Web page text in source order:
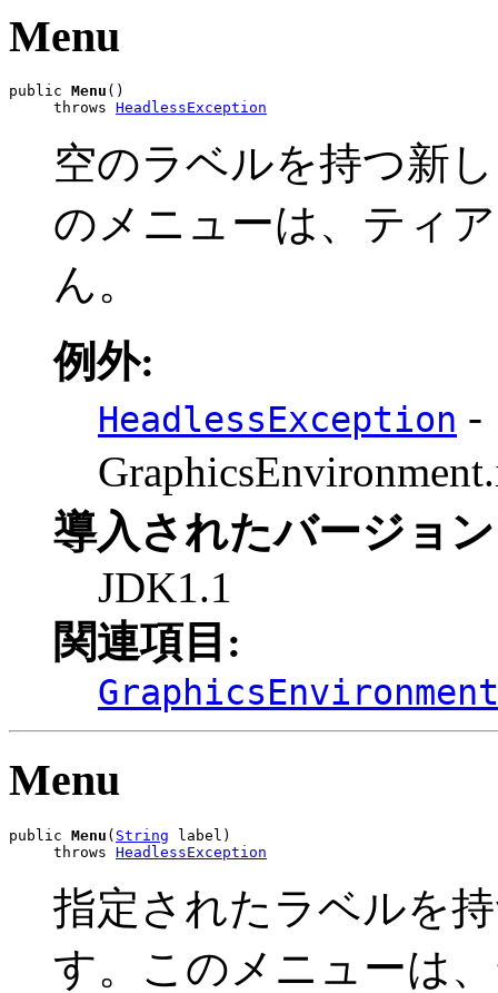
Menu
public Menu ()
     throws
HeadlessException
空のラベルを持つ新
のメニューは、ティ
ん。
例外:
HeadlessException -
導入されたバージョ
JDK1.1
関連項目:
Menu
public Menu ( String label)
     throws
HeadlessException
指定されたラベルを
す。このメニューは